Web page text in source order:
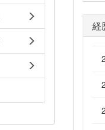
経